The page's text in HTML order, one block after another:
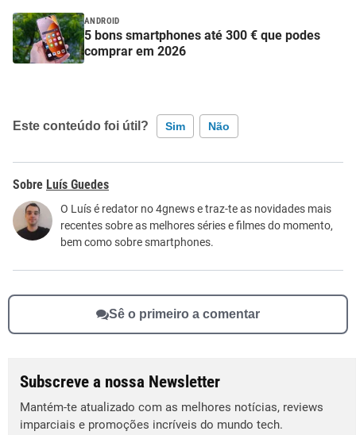
ANDROID
5 bons smartphones até 300 € que podes
comprar em 2026
Este conteúdo foi útil? Sim Não
Este conteúdo contém informação incorreta
Este conteúdo não tem a informação que procuro
Outro
Luís Guedes
O Luís é redator no 4gnews e traz-te as novidades mais
recentes sobre as melhores séries e filmes do momento,
bem como sobre smartphones.
Sê o primeiro a comentar
Subscreve a nossa Newsletter
Mantém-te atualizado com as melhores notícias, reviews
imparciais e promoções incríveis do mundo tech.